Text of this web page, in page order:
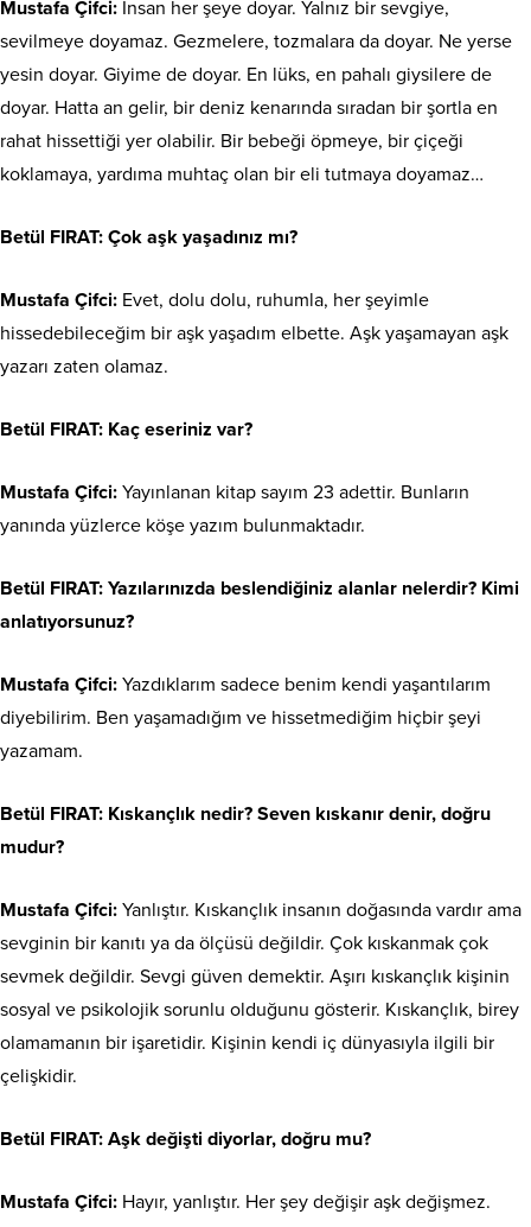
Mustafa Çifci: İnsan her şeye doyar. Yalnız bir sevgiye,
sevilmeye doyamaz. Gezmelere, tozmalara da doyar. Ne yerse
yesin doyar. Giyime de doyar. En lüks, en pahalı giysilere de
doyar. Hatta an gelir, bir deniz kenarında sıradan bir şortla en
rahat hissettiği yer olabilir. Bir bebeği öpmeye, bir çiçeği
koklamaya, yardıma muhtaç olan bir eli tutmaya doyamaz…
Betül FIRAT: Çok aşk yaşadınız mı?
Mustafa Çifci: Evet, dolu dolu, ruhumla, her şeyimle
hissedebileceğim bir aşk yaşadım elbette. Aşk yaşamayan aşk
yazarı zaten olamaz.
Betül FIRAT: Kaç eseriniz var?
Mustafa Çifci: Yayınlanan kitap sayım 23 adettir. Bunların
yanında yüzlerce köşe yazım bulunmaktadır.
Betül FIRAT: Yazılarınızda beslendiğiniz alanlar nelerdir? Kimi
anlatıyorsunuz?
Mustafa Çifci: Yazdıklarım sadece benim kendi yaşantılarım
diyebilirim. Ben yaşamadığım ve hissetmediğim hiçbir şeyi
yazamam.
Betül FIRAT: Kıskançlık nedir? Seven kıskanır denir, doğru
mudur?
Mustafa Çifci: Yanlıştır. Kıskançlık insanın doğasında vardır ama
sevginin bir kanıtı ya da ölçüsü değildir. Çok kıskanmak çok
sevmek değildir. Sevgi güven demektir. Aşırı kıskançlık kişinin
sosyal ve psikolojik sorunlu olduğunu gösterir. Kıskançlık, birey
olamamanın bir işaretidir. Kişinin kendi iç dünyasıyla ilgili bir
çelişkidir.
Betül FIRAT: Aşk değişti diyorlar, doğru mu?
Mustafa Çifci: Hayır, yanlıştır. Her şey değişir aşk değişmez.